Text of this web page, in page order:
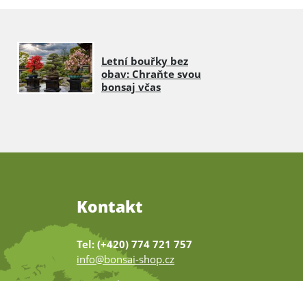
Letní bouřky bez
obav: Chraňte svou
bonsaj včas
Kontakt
Tel: (+420) 774 721 757
info@bonsai-shop.cz